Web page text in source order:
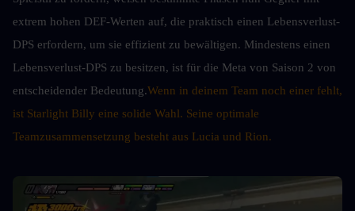
extrem hohen DEF-Werten auf, die praktisch einen Lebensverlust-
DPS erfordern, um sie effizient zu bewältigen. Mindestens einen
Lebensverlust-DPS zu besitzen, ist für die Meta von Saison 2 von
entscheidender Bedeutung.Wenn in deinem Team noch einer fehlt,
ist Starlight Billy eine solide Wahl. Seine optimale
Teamzusammensetzung besteht aus Lucia und Rion.